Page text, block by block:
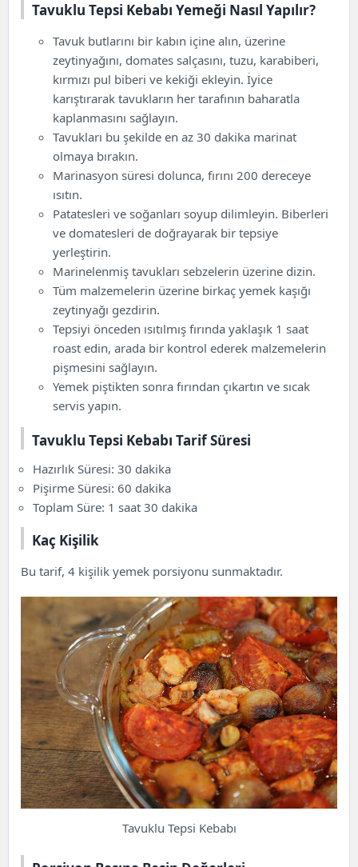
Tavuklu Tepsi Kebabı Yemeği Nasıl Yapılır?
Tavuk butlarını bir kabın içine alın, üzerine
zeytinyağını, domates salçasını, tuzu, karabiberi,
kırmızı pul biberi ve kekiği ekleyin. İyice
karıştırarak tavukların her tarafının baharatla
kaplanmasını sağlayın.
Tavukları bu şekilde en az 30 dakika marinat
olmaya bırakın.
Marinasyon süresi dolunca, fırını 200 dereceye
ısıtın.
Patatesleri ve soğanları soyup dilimleyin. Biberleri
ve domatesleri de doğrayarak bir tepsiye
yerleştirin.
Marinelenmiş tavukları sebzelerin üzerine dizin.
Tüm malzemelerin üzerine birkaç yemek kaşığı
zeytinyağı gezdirin.
Tepsiyi önceden ısıtılmış fırında yaklaşık 1 saat
roast edin, arada bir kontrol ederek malzemelerin
pişmesini sağlayın.
Yemek piştikten sonra fırından çıkartın ve sıcak
servis yapın.
Tavuklu Tepsi Kebabı Tarif Süresi
Hazırlık Süresi: 30 dakika
Pişirme Süresi: 60 dakika
Toplam Süre: 1 saat 30 dakika
Kaç Kişilik
Bu tarif, 4 kişilik yemek porsiyonu sunmaktadır.
Tavuklu Tepsi Kebabı